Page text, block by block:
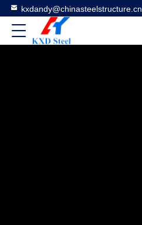
kxdandy@chinasteelstructure.cn